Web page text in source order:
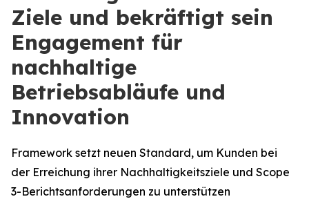
Ziele und bekräftigt sein
Engagement für
nachhaltige
Betriebsabläufe und
Innovation
Framework setzt neuen Standard, um Kunden bei
der Erreichung ihrer Nachhaltigkeitsziele und Scope
3-Berichtsanforderungen zu unterstützen